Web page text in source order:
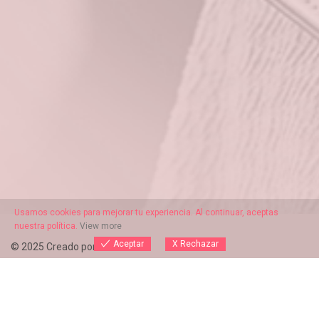
© 2025 Creado por Marc Vitó
Usamos cookies para mejorar tu experiencia. Al continuar, aceptas
nuestra política. View more
Aceptar
X Rechazar